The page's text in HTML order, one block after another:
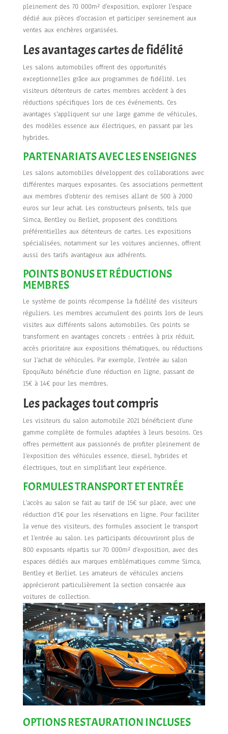
pleinement des 70 000m² d'exposition, explorer l'espace
dédié aux pièces d'occasion et participer sereinement aux
ventes aux enchères organisées.
Les avantages cartes de fidélité
Les salons automobiles offrent des opportunités
exceptionnelles grâce aux programmes de fidélité. Les
visiteurs détenteurs de cartes membres accèdent à des
réductions spécifiques lors de ces événements. Ces
avantages s'appliquent sur une large gamme de véhicules,
des modèles essence aux électriques, en passant par les
hybrides.
PARTENARIATS AVEC LES ENSEIGNES
Les salons automobiles développent des collaborations avec
différentes marques exposantes. Ces associations permettent
aux membres d'obtenir des remises allant de 500 à 2000
euros sur leur achat. Les constructeurs présents, tels que
Simca, Bentley ou Berliet, proposent des conditions
préférentielles aux détenteurs de cartes. Les expositions
spécialisées, notamment sur les voitures anciennes, offrent
aussi des tarifs avantageux aux adhérents.
POINTS BONUS ET RÉDUCTIONS
MEMBRES
Le système de points récompense la fidélité des visiteurs
réguliers. Les membres accumulent des points lors de leurs
visites aux différents salons automobiles. Ces points se
transforment en avantages concrets : entrées à prix réduit,
accès prioritaire aux expositions thématiques, ou réductions
sur l'achat de véhicules. Par exemple, l'entrée au salon
Epoqu'Auto bénéficie d'une réduction en ligne, passant de
15€ à 14€ pour les membres.
Les packages tout compris
Les visiteurs du salon automobile 2021 bénéficient d'une
gamme complète de formules adaptées à leurs besoins. Ces
offres permettent aux passionnés de profiter pleinement de
l'exposition des véhicules essence, diesel, hybrides et
électriques, tout en simplifiant leur expérience.
FORMULES TRANSPORT ET ENTRÉE
L'accès au salon se fait au tarif de 15€ sur place, avec une
réduction d'1€ pour les réservations en ligne. Pour faciliter
la venue des visiteurs, des formules associent le transport
et l'entrée au salon. Les participants découvriront plus de
800 exposants répartis sur 70 000m² d'exposition, avec des
espaces dédiés aux marques emblématiques comme Simca,
Bentley et Berliet. Les amateurs de véhicules anciens
apprécieront particulièrement la section consacrée aux
voitures de collection.
OPTIONS RESTAURATION INCLUSES